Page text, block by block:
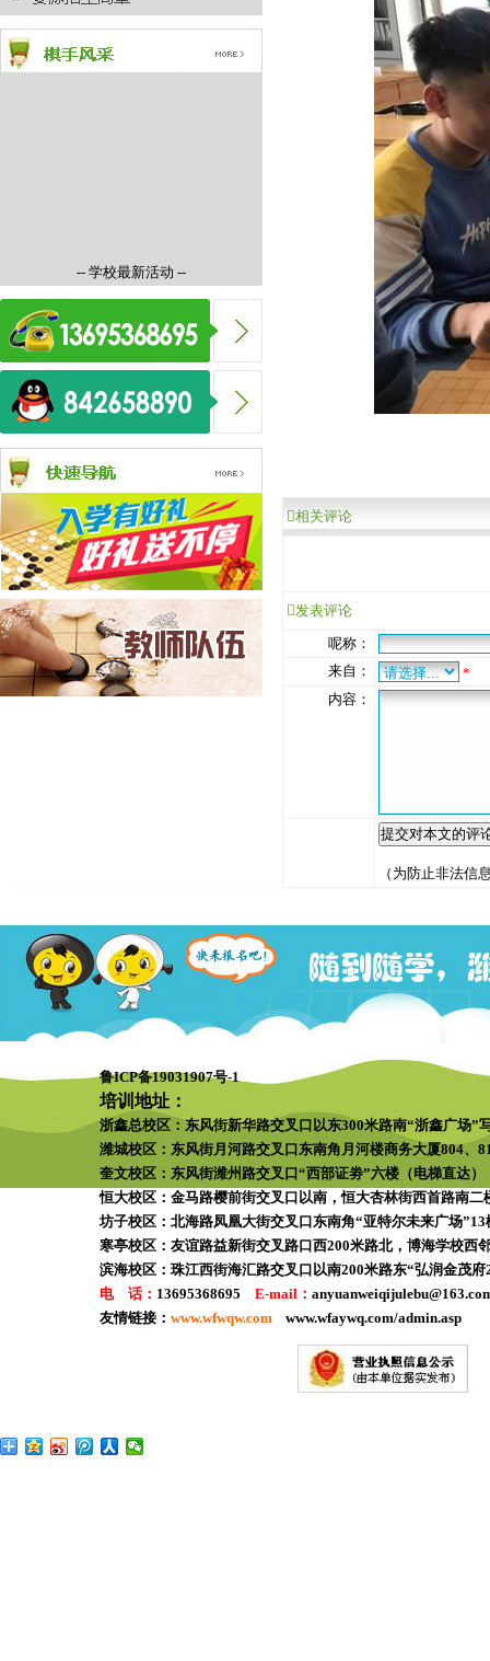
-- 学校最新活动 --
相关评论
发表评论
呢称：
来自：
*
内容：
（为防止非法信
鲁ICP备19031907号-1
培训地址：
浙鑫总校区： 东风街新华路交叉口以东300米路南“浙鑫广场”
潍城校区： 东风街月河路交叉口东南角月河楼商务大厦804、
奎文校区： 东风街潍州路交叉口“西部证劵”六楼（电梯直达）
恒大校区： 金马路樱前街交叉口以南，恒大杏林街西首路南二
坊子校区： 北海路凤凰大街交叉口东南角“亚特尔未来广场”13
寒亭校区： 友谊路益新街交叉路口西200米路北，博海学校西
滨海校区： 珠江西街海汇路交叉口以南200米路东“弘润金茂
电 话： 13695368695 E-mail：
友情链接： www.wfwqw.com www.wfaywq.com/admin.asp